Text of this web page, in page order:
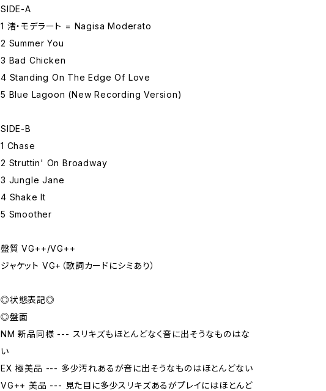
SIDE-A
1 渚・モデラート = Nagisa Moderato
2 Summer You
3 Bad Chicken
4 Standing On The Edge Of Love
5 Blue Lagoon (New Recording Version)
SIDE-B
1 Chase
2 Struttin' On Broadway
3 Jungle Jane
4 Shake It
5 Smoother
盤質 VG++/VG++
ジャケット VG+（歌詞カードにシミあり）
◎状態表記◎
◎盤面
NM 新品同様 --- スリキズもほとんどなく音に出そうなものはな
い
EX 極美品 --- 多少汚れあるが音に出そうなものはほとんどない
VG++ 美品 --- 見た目に多少スリキズあるがプレイにはほとんど